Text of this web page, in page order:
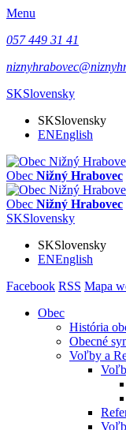
Menu
057 449 31 41
SKSlovensky
SKSlovensky
ENEnglish
Obec Nižný Hrabovec
Obec Nižný Hrabovec
SKSlovensky
SKSlovensky
ENEnglish
Facebook RSS Mapa
Obec
História
Obecné
Voľby a